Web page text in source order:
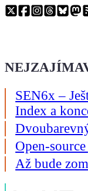
SEN6x –
Index a
Open-
Až bude